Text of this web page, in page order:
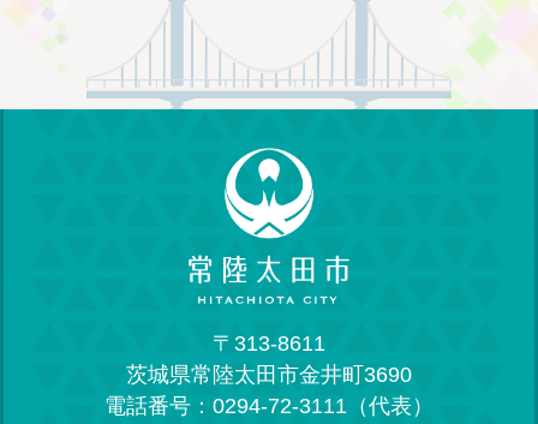
〒313-8611
茨城県常陸太田市金井町3690
電話番号：0294-72-3111（代表）